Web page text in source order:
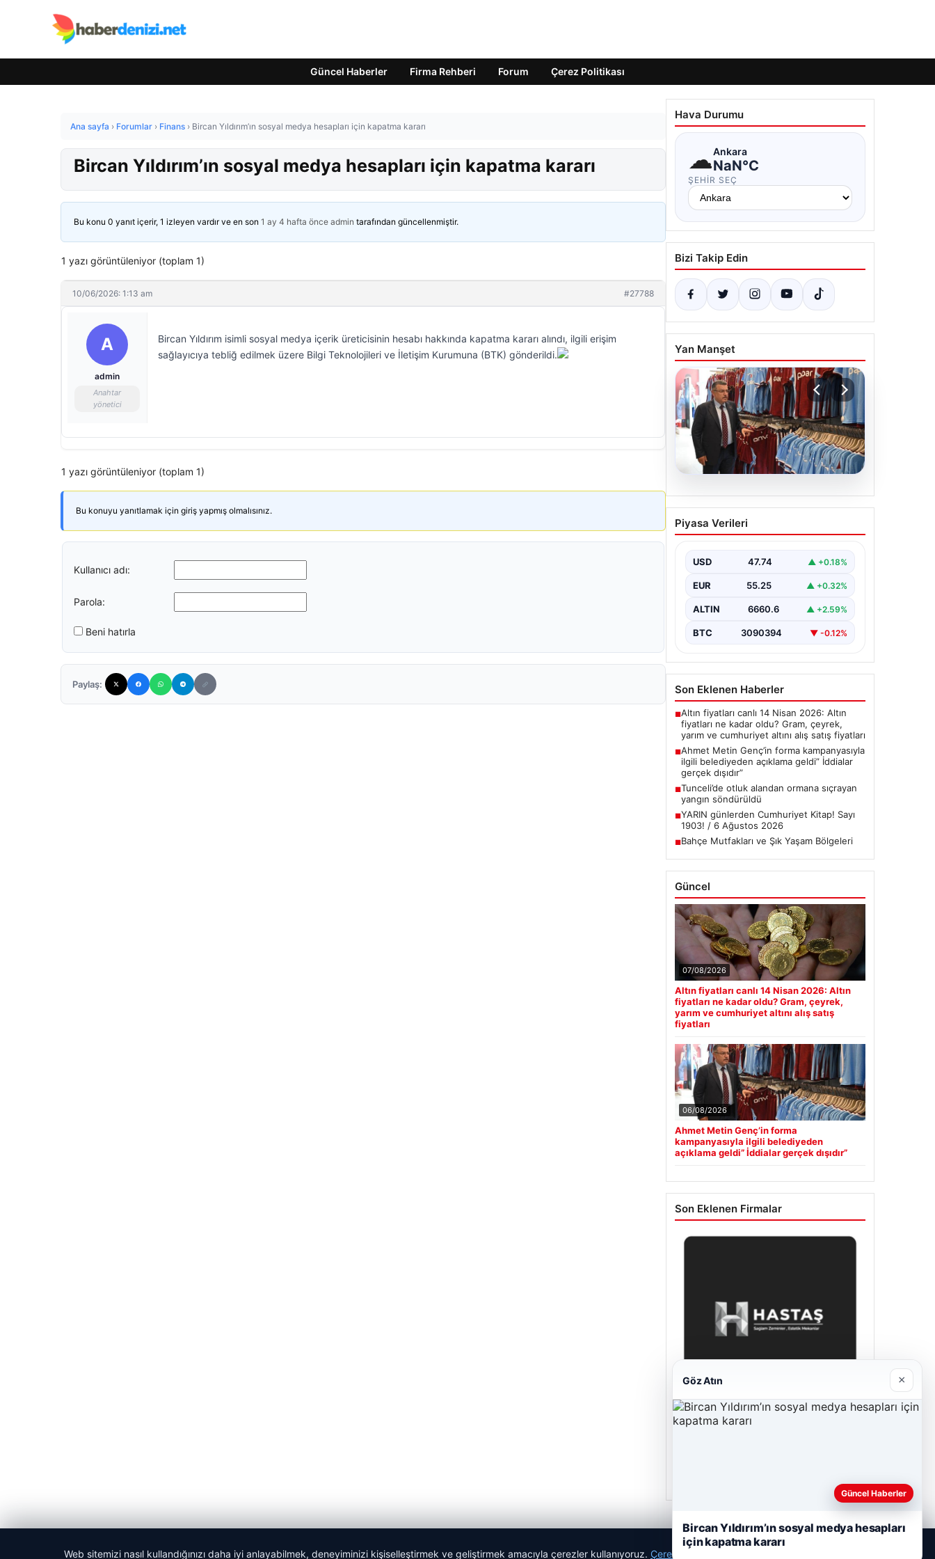
Güncel Haberler Firma Rehberi Forum Çerez Politikası
Ana sayfa › Forumlar › Finans › Bircan Yıldırım’ın sosyal medya hesapları için kapatma kararı
Bircan Yıldırım’ın sosyal medya hesapları için kapatma kararı
Bu konu 0 yanıt içerir, 1 izleyen vardır ve en son 1 ay 4 hafta önce admin tarafından güncellenmiştir.
1 yazı görüntüleniyor (toplam 1)
10/06/2026: 1:13 am #27788
A
admin
Anahtar
yönetici
Bircan Yıldırım isimli sosyal medya içerik üreticisinin hesabı hakkında kapatma kararı alındı, ilgili erişim
sağlayıcıya tebliğ edilmek üzere Bilgi Teknolojileri ve İletişim Kurumuna (BTK) gönderildi.
1 yazı görüntüleniyor (toplam 1)
Bu konuyu yanıtlamak için giriş yapmış olmalısınız.
Kullanıcı adı:
Parola:
Beni hatırla
Paylaş:
Hava Durumu
☁Ankara
NaN°C
ŞEHIR SEÇ
Bizi Takip Edin
Yan Manşet
06.08.2026
Ahmet Metin Genç’in
forma kampanyasıyla ilgili
geldi” İddialar gerçek
dışıdır”
Piyasa Verileri
USD 47.74 ▲ +0.18%
EUR 55.25 ▲ +0.32%
ALTIN 6660.6 ▲ +2.59%
BTC 3090394 ▼ -0.12%
Son Eklenen Haberler
■Altın fiyatları canlı 14 Nisan 2026: Altın
fiyatları ne kadar oldu? Gram, çeyrek,
yarım ve cumhuriyet altını alış satış fiyatları
■Ahmet Metin Genç’in forma kampanyasıyla
ilgili belediyeden açıklama geldi” İddialar
gerçek dışıdır”
■Tunceli’de otluk alandan ormana sıçrayan
yangın söndürüldü
■YARIN günlerden Cumhuriyet Kitap! Sayı
1903! / 6 Ağustos 2026
■Bahçe Mutfakları ve Şık Yaşam Bölgeleri
Güncel
07/08/2026
Altın fiyatları canlı 14 Nisan 2026: Altın
fiyatları ne kadar oldu? Gram, çeyrek,
yarım ve cumhuriyet altını alış satış
fiyatları
06/08/2026
Ahmet Metin Genç’in forma
kampanyasıyla ilgili belediyeden
açıklama geldi” İddialar gerçek dışıdır”
Son Eklenen Firmalar
Web sitemizi nasıl kullandığınızı daha iyi anlayabilmek, deneyiminizi kişiselleştirmek ve geliştirmek amacıyla çerezler kullanıyoruz. Çerez Politikamız
Göz Atın ×
Güncel Haberler
Bircan Yıldırım’ın sosyal medya hesapları
için kapatma kararı